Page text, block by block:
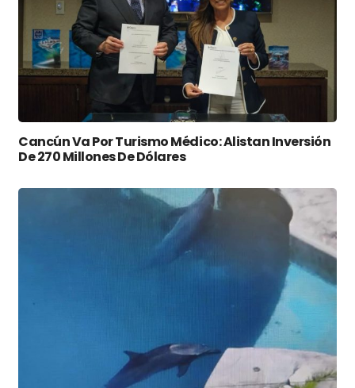
Cancún Va Por Turismo Médico: Alistan Inversión
De 270 Millones De Dólares